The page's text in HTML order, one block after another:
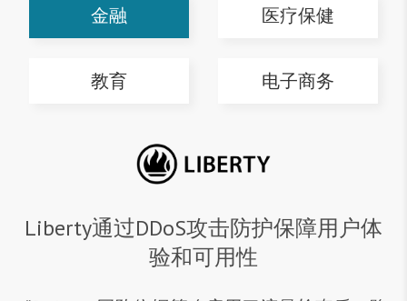
金融 医疗保健
教育 电子商务
Liberty通过DDoS攻击防护保障用户体
验和可用性